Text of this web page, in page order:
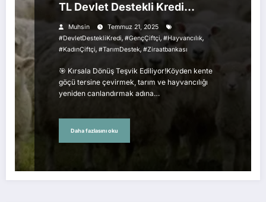
TL Devlet Destekli Kredi
Başvuruları Başladı!
Muhsin
Temmuz 21, 2025
#DevletDestekliKredi, #GençÇiftçi, #Hayvancılık,
#KadınÇiftçi, #TarımDestek, #ziraatbankası
🎯 Kırsala Dönüş Teşvik Ediliyor!Köyden kente
göçü tersine çevirmek, tarım ve hayvancılığı
yeniden canlandırmak adına…
Daha fazlasını oku